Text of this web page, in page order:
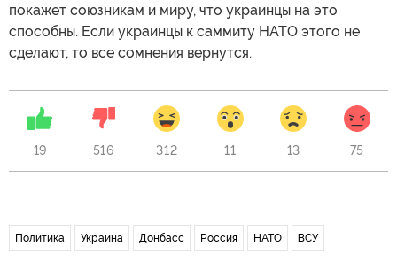
покажет союзникам и миру, что украинцы на это
способны. Если украинцы к саммиту НАТО этого не
сделают, то все сомнения вернутся.
19 516 312 11 13 75
Политика Украина Донбасс Россия НАТО ВСУ